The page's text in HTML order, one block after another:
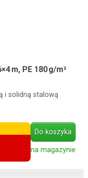
m, PE 180 g/m²
i solidną stalową
Do koszyka
na magazynie